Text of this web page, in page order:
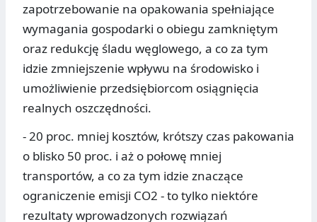
zapotrzebowanie na opakowania spełniające
wymagania gospodarki o obiegu zamkniętym
oraz redukcję śladu węglowego, a co za tym
idzie zmniejszenie wpływu na środowisko i
umożliwienie przedsiębiorcom osiągnięcia
realnych oszczędności.
- 20 proc. mniej kosztów, krótszy czas pakowania
o blisko 50 proc. i aż o połowę mniej
transportów, a co za tym idzie znaczące
ograniczenie emisji CO2 - to tylko niektóre
rezultaty wprowadzonych rozwiązań